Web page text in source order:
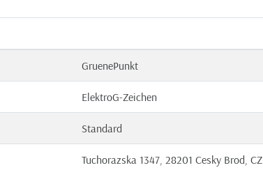
GruenePunkt
ElektroG-Zeichen
Standard
Tuchorazska 1347, 28201 Cesky Brod, CZ